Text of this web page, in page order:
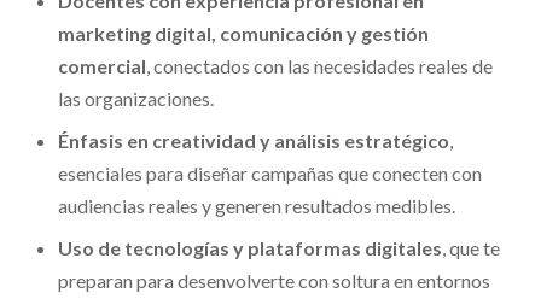
marketing digital, comunicación y gestión
comercial, conectados con las necesidades reales de
las organizaciones.
Énfasis en creatividad y análisis estratégico,
esenciales para diseñar campañas que conecten con
audiencias reales y generen resultados medibles.
Uso de tecnologías y plataformas digitales, que te
preparan para desenvolverte con soltura en entornos